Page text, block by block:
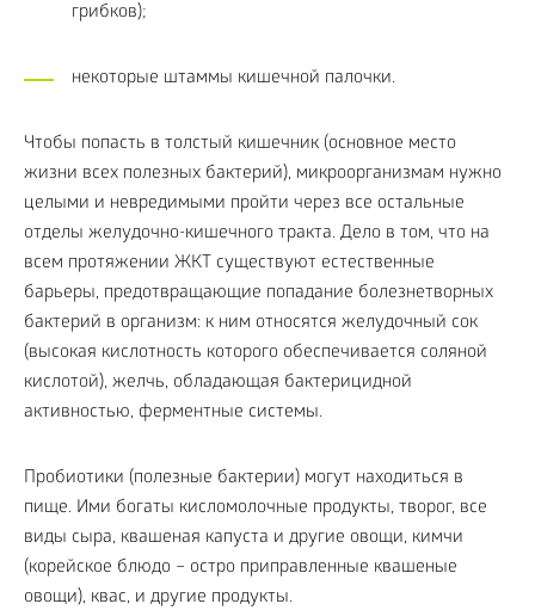
грибков);
некоторые штаммы кишечной палочки.
Чтобы попасть в толстый кишечник (основное место
жизни всех полезных бактерий), микроорганизмам нужно
целыми и невредимыми пройти через все остальные
отделы желудочно-кишечного тракта. Дело в том, что на
всем протяжении ЖКТ существуют естественные
барьеры, предотвращающие попадание болезнетворных
бактерий в организм: к ним относятся желудочный сок
(высокая кислотность которого обеспечивается соляной
кислотой), желчь, обладающая бактерицидной
активностью, ферментные системы.
Пробиотики (полезные бактерии) могут находиться в
пище. Ими богаты кисломолочные продукты, творог, все
виды сыра, квашеная капуста и другие овощи, кимчи
(корейское блюдо – остро приправленные квашеные
овощи), квас, и другие продукты.